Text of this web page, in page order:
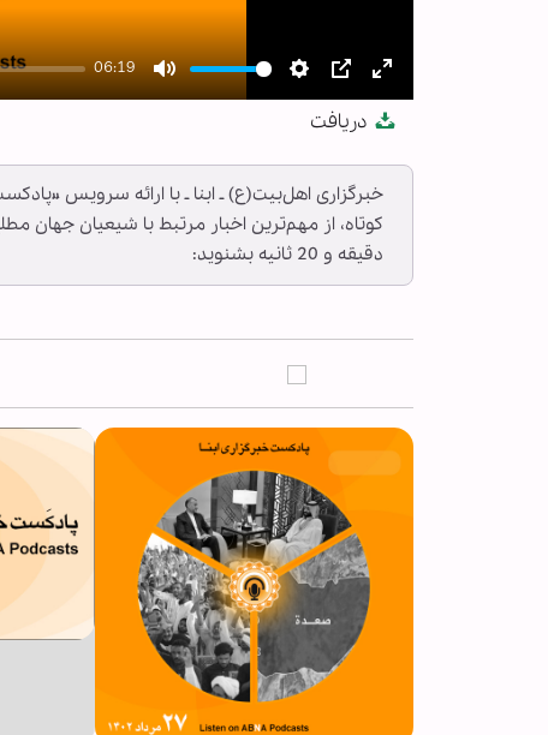
06:19
Mute Settings
PIP Enter
fullscreen دریافت
خبرگزاری اهل‌بیت(ع) ـ ابنا ـ با ارائه سرویس
دقیقه و 20 ثانیه بشنوید: